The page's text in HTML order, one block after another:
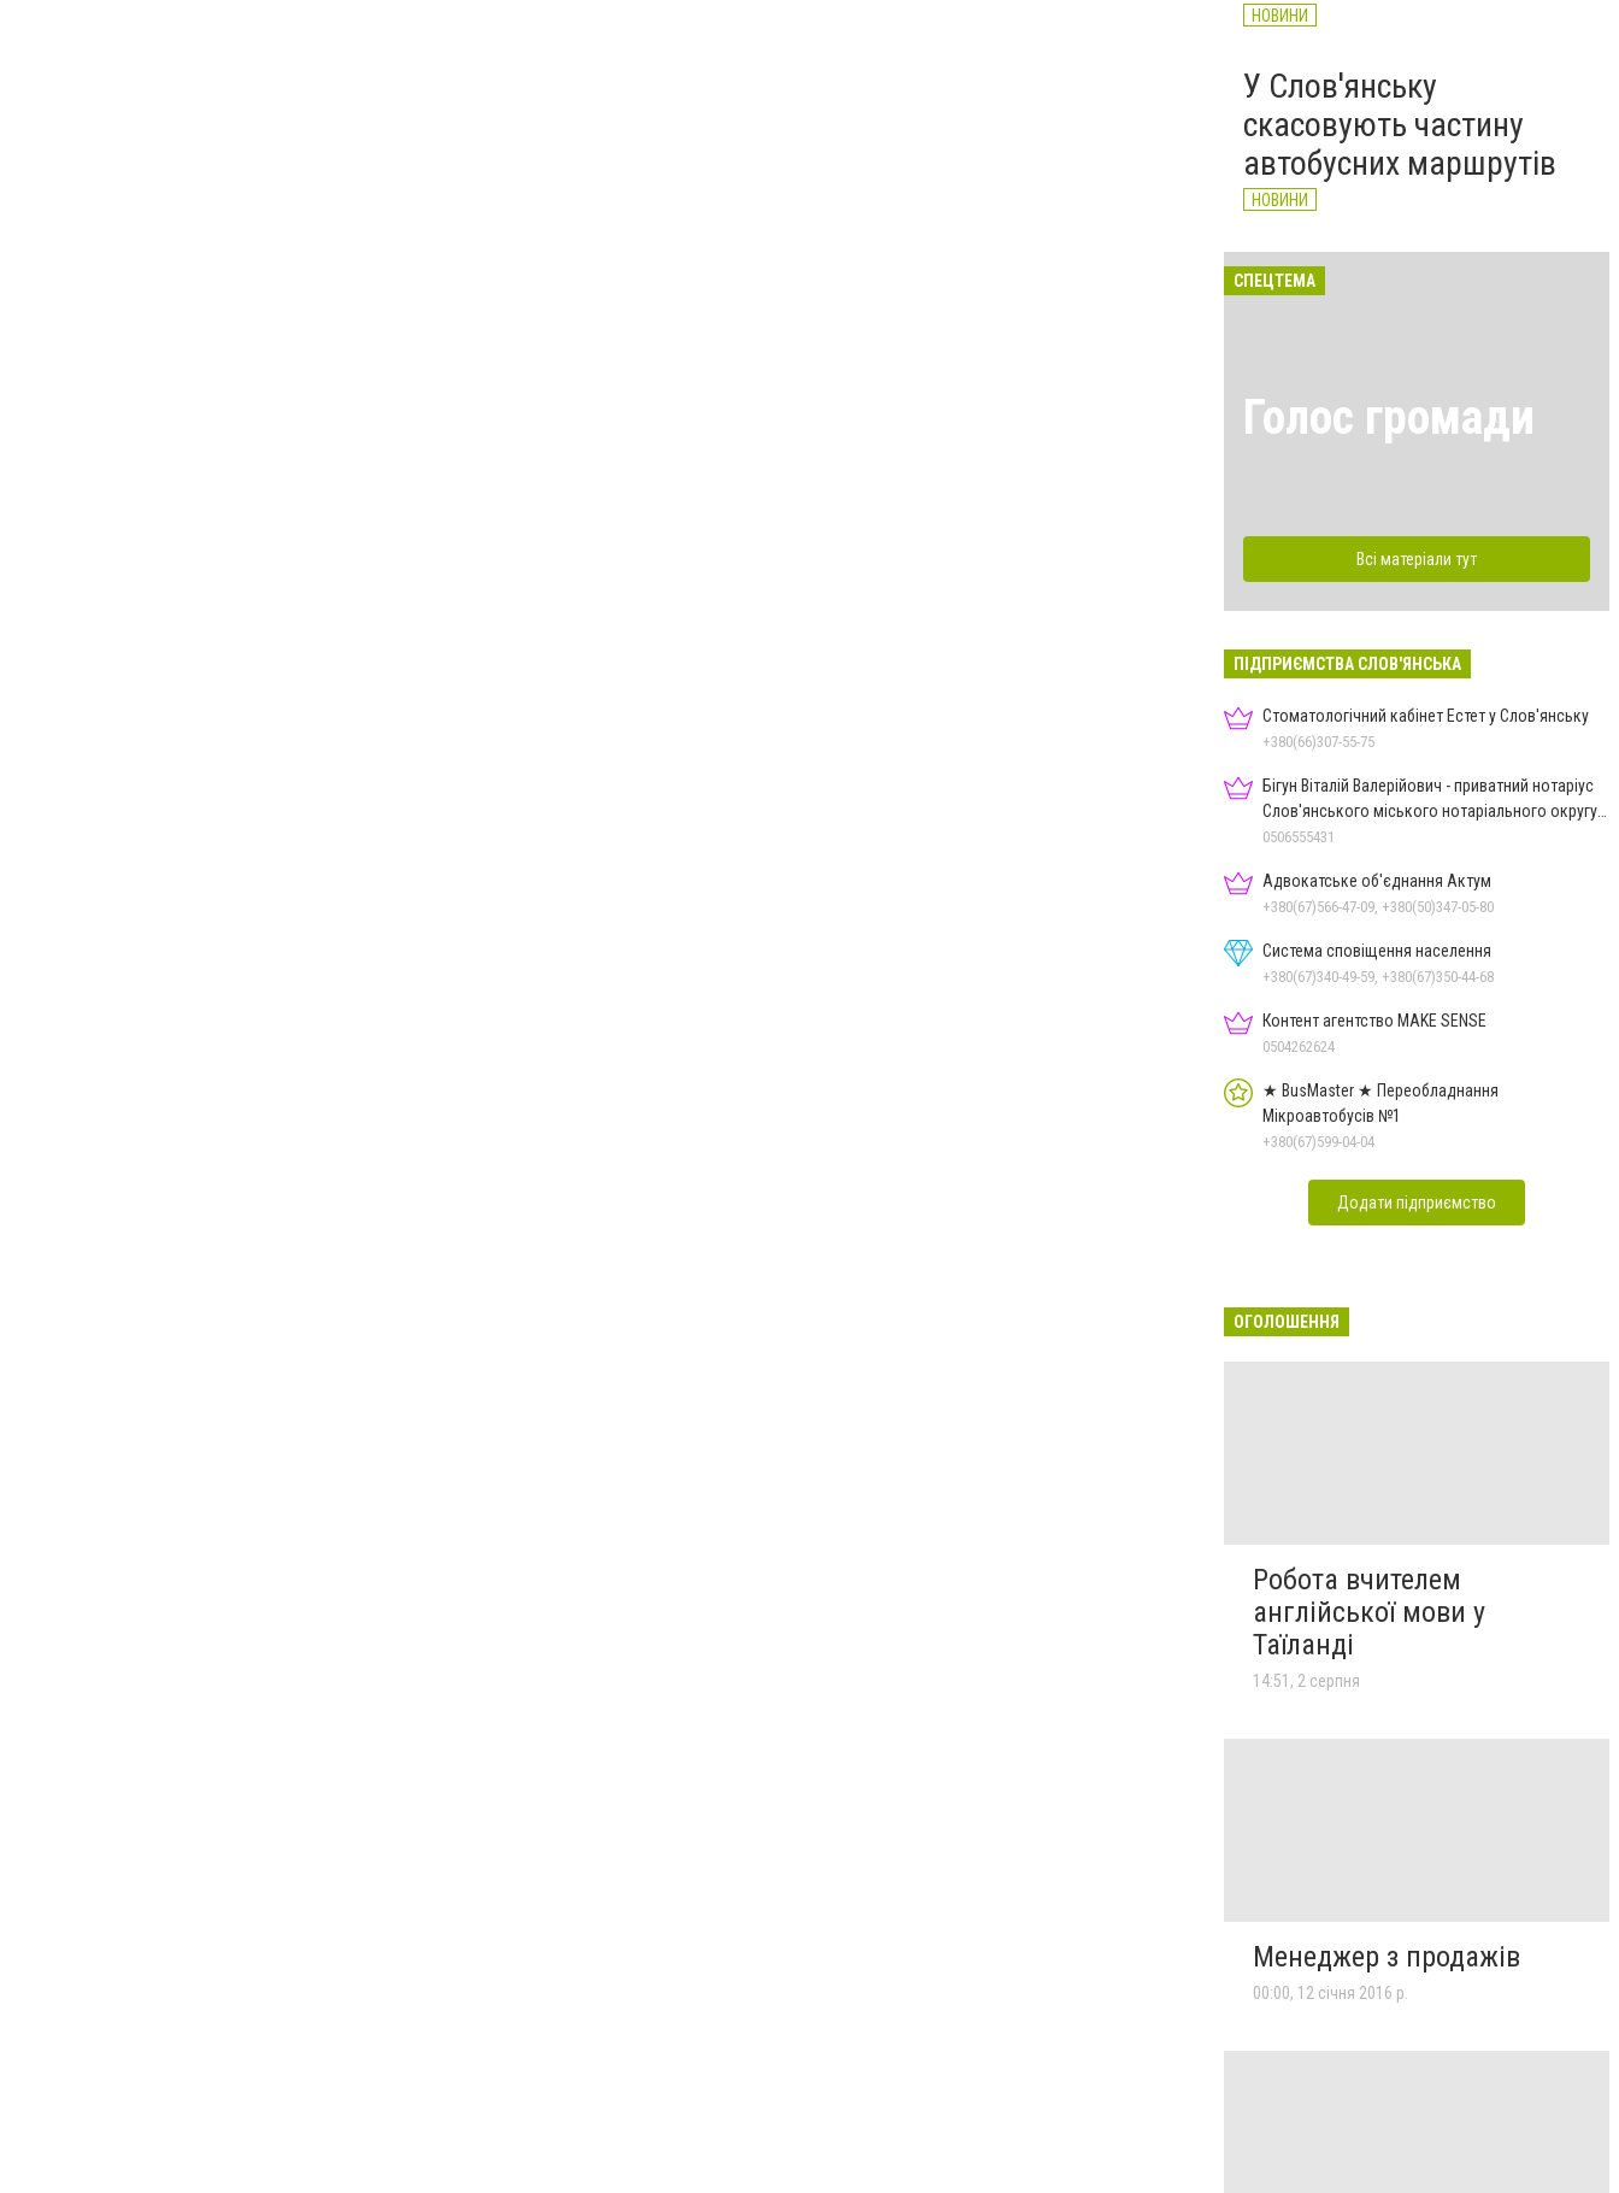
НОВИНИ
У Слов'янську
скасовують частину
автобусних маршрутів
НОВИНИ
СПЕЦТЕМА
Голос громади
Всі матеріали тут
ПІДПРИЄМСТВА СЛОВ'ЯНСЬКА
Стоматологічний кабінет Естет у Слов'янську
+380(66)307-55-75
Бігун Віталій Валерійович - приватний нотаріус
Слов'янського міського нотаріального округу
Дон.обл.
0506555431
Адвокатське об'єднання Актум
+380(67)566-47-09, +380(50)347-05-80
Система сповіщення населення
+380(67)340-49-59, +380(67)350-44-68
Контент агентство MAKE SENSE
0504262624
★ BusMaster ★ Переобладнання
Мікроавтобусів №1
+380(67)599-04-04
Додати підприємство
ОГОЛОШЕННЯ
Робота вчителем
англійської мови у
Таїланді
14:51, 2 серпня
Менеджер з продажів
00:00, 12 січня 2016 р.